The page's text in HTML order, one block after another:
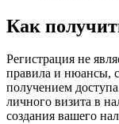
Как
Регистрация не
правила и нюансы,
получением
личного визита в
создания вашего